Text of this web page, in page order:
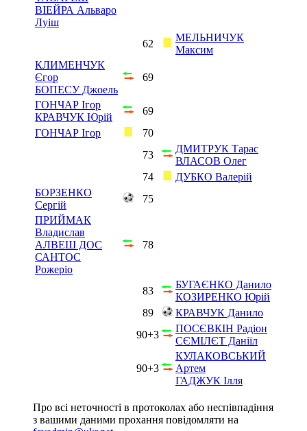
ВІЕЙРА Альваро
Луіш
62
МЕЛЬНИЧУК
Максим
КЛИМЕНЧУК
Єгор
БОПЕСУ Джоель
69
ГОНЧАР Ігор
КРАВЧУК Юрій
69
ГОНЧАР Ігор
70
73
ДМИТРУК Тарас
ВЛАСОВ Олег
74
ДУБКО Валерій
БОРЗЕНКО
Сергій
75
ПРИЙМАК
Владислав
АЛВЕШ ДОС
САНТОС
Рожеріо
78
83
БУГАЄНКО Данило
КОЗИРЕНКО Юрій
89
КРАВЧУК Данило
90+3
ПОСЄВКІН Радіон
СЄМІЛЄТ Даніїл
90+3
КУЛАКОВСЬКИЙ
Артем
ГАДЖУК Ілля
Про всі неточності в протоколах або неспівпадіння
з вашими даними прохання повідомляти на